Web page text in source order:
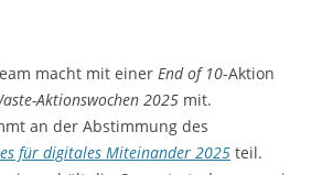
macht mit einer End of 10-Aktion
Aktionswochen 2025 mit.
an der Abstimmung des
für digitales Miteinander 2025 teil.